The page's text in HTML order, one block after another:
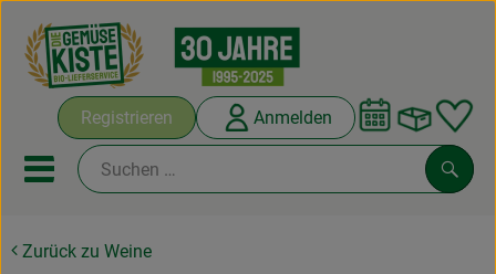
Registrieren Anmelden
Mobiles Menu öffnen oder
Abokisten
Zurück zu Weine